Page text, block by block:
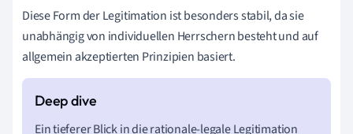
Diese Form der Legitimation ist besonders stabil, da sie
unabhängig von individuellen Herrschern besteht und auf
allgemein akzeptierten Prinzipien basiert.
Ein tieferer Blick in die rationale-legale Legitimation